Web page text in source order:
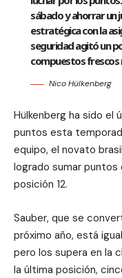
sábado y ahorrar un
estratégica con la
seguridad agitó un
compuestos
Nico Hülkenberg
Hülkenberg ha sido el
puntos esta
equipo, el novato
logrado sumar puntos
posición 12.
Sauber, que se
próximo año, está
pero los supera en la
la última posición,